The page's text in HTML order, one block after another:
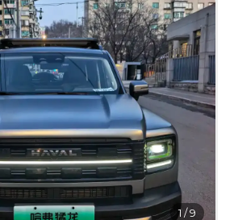
1 /9